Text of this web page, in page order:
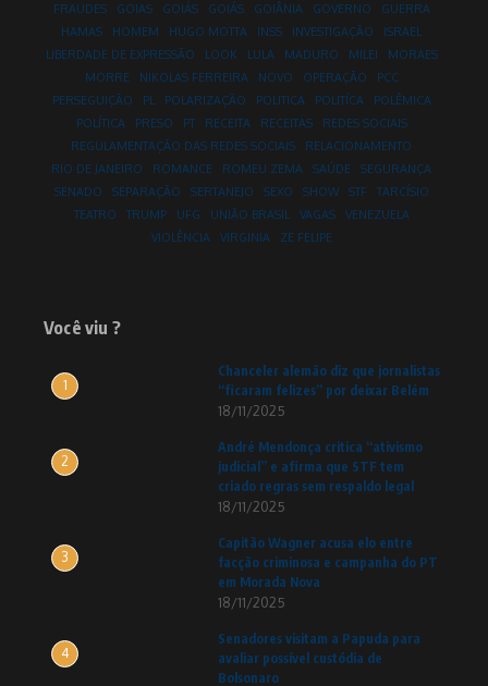
FRAUDES
GOIAS GOIÁS GOIÁS GOIÂNIA GOVERNO
GUERRA
HAMAS
HOMEM HUGO MOTTA INSS INVESTIGAÇÃO
ISRAEL
LIBERDADE DE EXPRESSÃO
LOOK LULA MADURO MILEI
MORAES
MORRE
NIKOLAS FERREIRA NOVO OPERAÇÃO
PCC
PERSEGUIÇÃO
PL POLARIZAÇÃO POLITICA POLITÍCA
POLÊMICA
POLÍTICA
PRESO PT RECEITA RECEITAS
REDES SOCIAIS
REGULAMENTAÇÃO DAS REDES SOCIAIS
RELACIONAMENTO
RIO DE JANEIRO
ROMANCE ROMEU ZEMA SAÚDE
SEGURANÇA
SENADO
SEPARAÇÃO SERTANEJO SEXO SHOW STF
TARCÍSIO
TEATRO
TRUMP UFG UNIÃO BRASIL VAGAS
VENEZUELA
VIOLÊNCIA
VIRGINIA ZE FELIPE
Você viu ?
1
Chanceler alemão diz que jornalistas
“ficaram felizes” por deixar Belém
18/11/2025
2
André Mendonça critica “ativismo
judicial” e afirma que STF tem
criado regras sem respaldo legal
18/11/2025
3
Capitão Wagner acusa elo entre
facção criminosa e campanha do PT
em Morada Nova
18/11/2025
4
Senadores visitam a Papuda para
avaliar possível custódia de
Bolsonaro